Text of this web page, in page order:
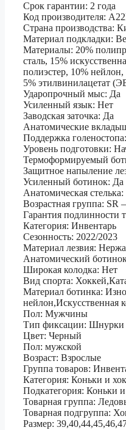
Срок гарантии: 2 года
Код производителя:
Страна производства:
Материал подкладки:
Материалы: 20%
сталь, 15%
полиэстер, 10%
5% этилвинилацетат
Ударопрочный мыс: Да
Усиленный язык: Нет
Заводская заточка: Да
Анатомические
Поддержка
Уровень подготовки:
Термоформируемый
Защитное напыление
Усиленный ботинок: Да
Анатомическая
Возрастная группа:
Гарантия подлинности
Категория: Инвентарь
Сезонность: 2022/2023
Материал лезвия:
Анатомический
Широкая колодка: Нет
Вид спорта:
Материал ботинка:
нейлон,Искусственная
Пол: Мужчины
Тип фиксации: Шнурки
Цвет: Черный
Пол: мужской
Возраст: Взрослые
Группа товаров:
Категория: Коньки и
Подкатегория: Коньки
Товарная группа:
Товарная подгруппа:
Размер: